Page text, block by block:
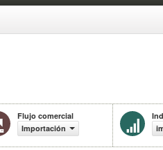
Flujo comercial
Importación